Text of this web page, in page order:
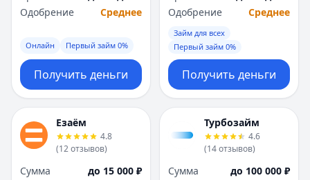
Одобрение
Среднее
Онлайн Первый займ 0%
Получить деньги
Одобрение
Среднее
Займ для всех
Первый займ 0%
Получить деньги
Езаём
4.8
(12отзывов)
Сумма
до 15 000 ₽
Турбозайм
4.6
(14отзывов)
Сумма
до 100 000 ₽